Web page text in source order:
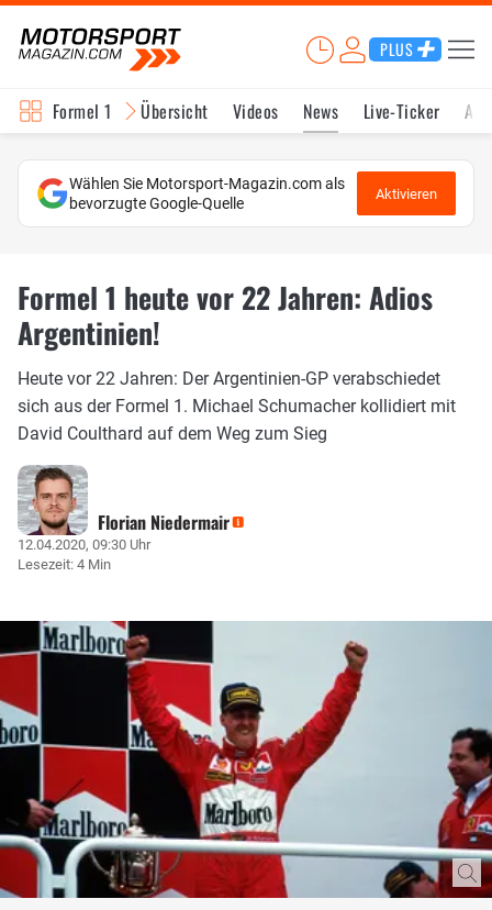
PLUS
Formel 1 Übersicht Videos News Live-Ticker
Wählen Sie Motorsport-Magazin.com als
bevorzugte Google-Quelle
Aktivieren
Formel 1 heute vor 22 Jahren: Adios
Argentinien!
Heute vor 22 Jahren: Der Argentinien-GP verabschiedet
sich aus der Formel 1. Michael Schumacher kollidiert mit
David Coulthard auf dem Weg zum Sieg
Florian Niedermair
12.04.2020, 09:30 Uhr
Lesezeit: 4 Min